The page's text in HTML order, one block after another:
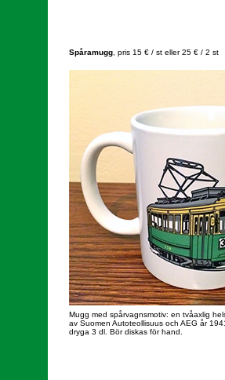
Spåramugg, pris 15 € / st eller 25 € / 2 st
Mugg med spårvagnsmotiv: en tvåaxlig
av Suomen Autoteollisuus och AEG år
dryga 3 dl. Bör diskas för hand.